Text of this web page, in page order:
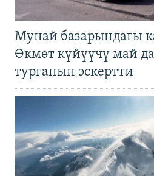
Мунай базарындагы
Өкмөт күйүүчү май
турганын эскертти